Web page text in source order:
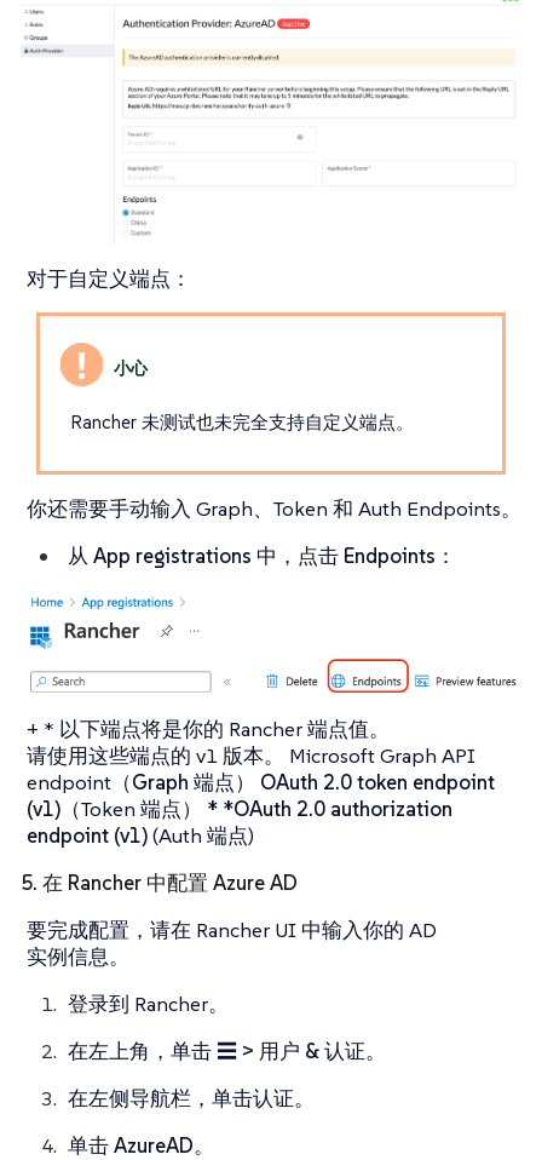
对于自定义端点 ：
Rancher 未测试也未完全支持自定义端点。
你还需要手动输入 Graph、Token 和 Auth Endpoints。
从 App registrations 中，点击 Endpoints ：
+ * 以下端点将是你的 Rancher 端点值。
请使用这些端点的 v1 版本。 Microsoft Graph API
endpoint （Graph 端点） OAuth 2.0 token endpoint
(v1) （Token 端点） * *OAuth 2.0 authorization
endpoint (v1)(Auth 端点)
5. 在 Rancher 中配置 Azure AD
要完成配置，请在 Rancher UI 中输入你的 AD
实例信息。
登录到 Rancher。
在左上角，单击 ☰ > 用户 & 认证。
在左侧导航栏，单击认证。
单击AzureAD。